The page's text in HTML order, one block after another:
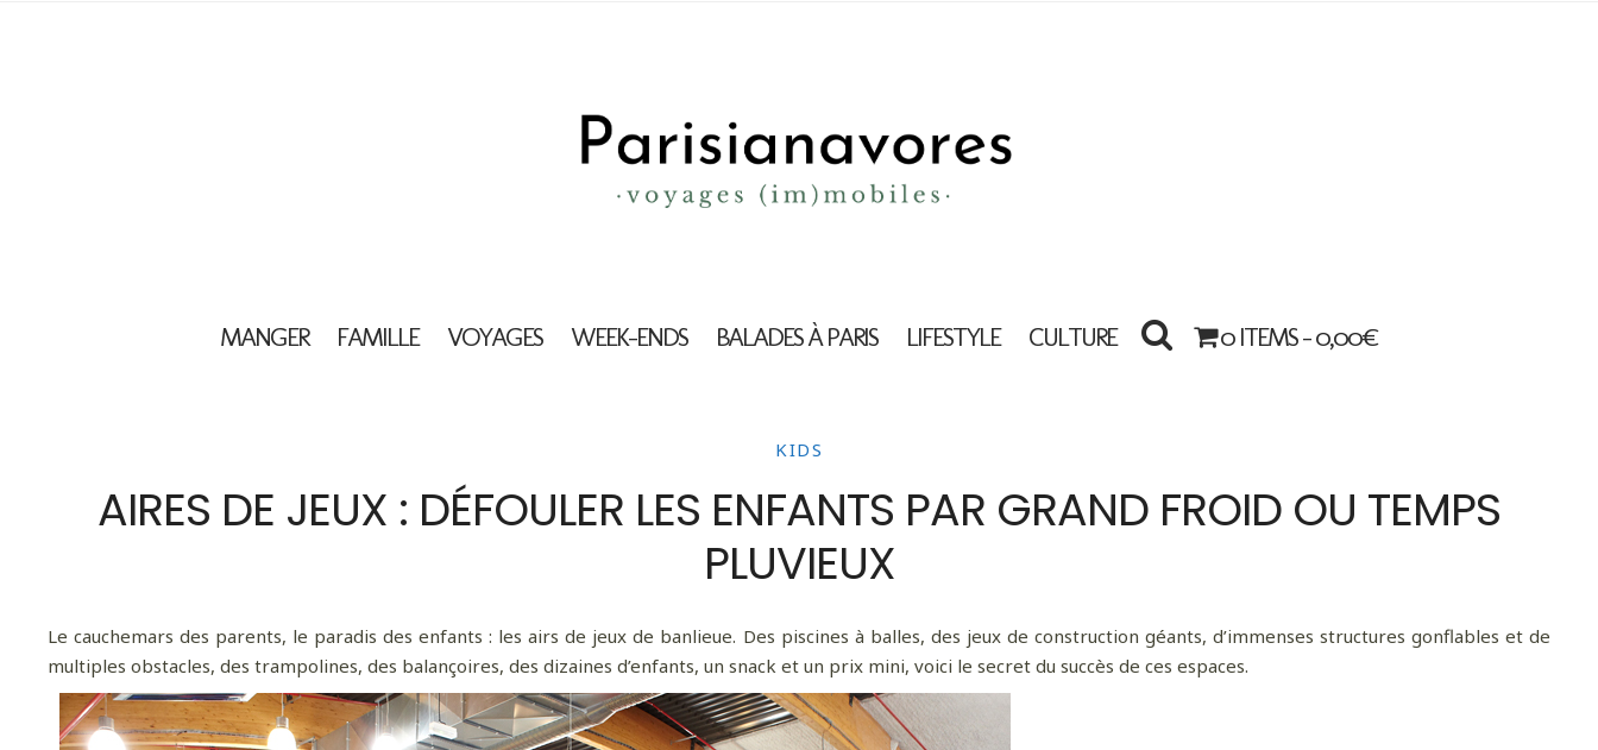
MANGER FAMILLE VOYAGES WEEK-ENDS BALADES À PARIS LIFESTYLE CULTURE 0 ITEMS -0,00€
KIDS
AIRES DE JEUX : DÉFOULER LES ENFANTS PAR GRAND FROID OU TEMPS
PLUVIEUX
Le cauchemars des parents, le paradis des enfants : les airs de jeux de banlieue. Des piscines à balles, des jeux de construction géants, d’immenses structures gonflables et de
multiples obstacles, des trampolines, des balançoires, des dizaines d’enfants, un snack et un prix mini, voici le secret du succès de ces espaces.